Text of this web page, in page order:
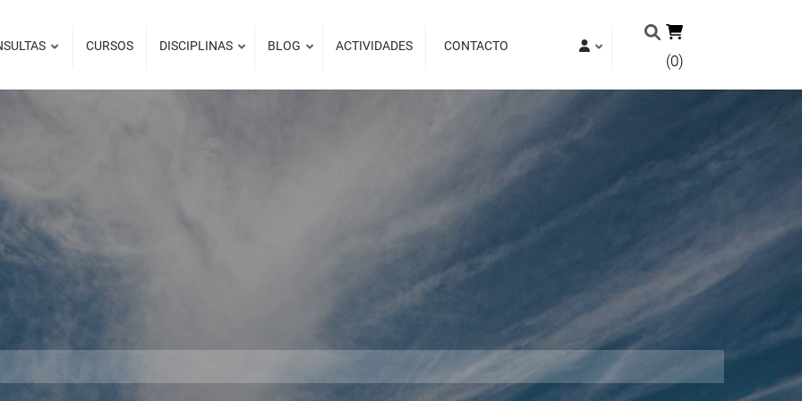
CURSOS DISCIPLINAS BLOG ACTIVIDADES CONTACTO
(0)